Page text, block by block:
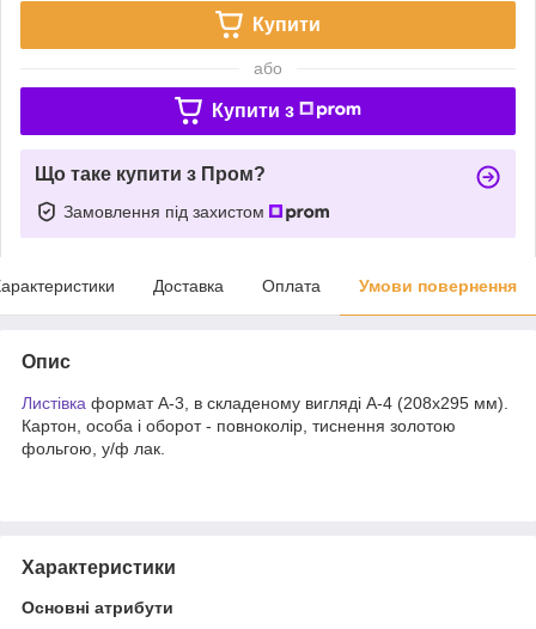
Купити
або
Купити з
Що таке купити з Пром?
Замовлення під захистом
Доставка Оплата Умови повернення
Опис
Листівка формат А-3, в складеному вигляді А-4 (208х295 мм).
Картон, особа і оборот - повноколір, тиснення золотою
фольгою, у/ф лак.
Характеристики
Основні атрибути